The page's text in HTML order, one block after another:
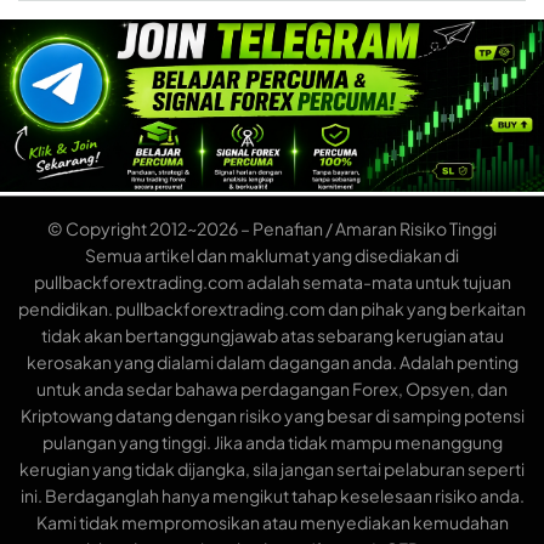
© Copyright 2012~2026 – Penafian / Amaran Risiko Tinggi
Semua artikel dan maklumat yang disediakan di
pullbackforextrading.com adalah semata-mata untuk tujuan
pendidikan. pullbackforextrading.com dan pihak yang berkaitan
tidak akan bertanggungjawab atas sebarang kerugian atau
kerosakan yang dialami dalam dagangan anda. Adalah penting
untuk anda sedar bahawa perdagangan Forex, Opsyen, dan
Kriptowang datang dengan risiko yang besar di samping potensi
pulangan yang tinggi. Jika anda tidak mampu menanggung
kerugian yang tidak dijangka, sila jangan sertai pelaburan seperti
ini. Berdaganglah hanya mengikut tahap keselesaan risiko anda.
Kami tidak mempromosikan atau menyediakan kemudahan